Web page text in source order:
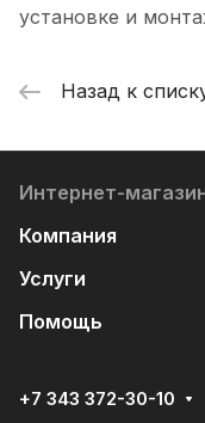
установке и
Назад к
Интернет-
Компания
Услуги
Помощь
+7 343 372-30-10